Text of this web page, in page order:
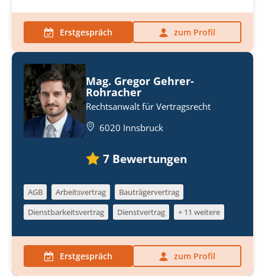
Erstgespräch zum Profil
Mag. Gregor Gehrer-
Rohracher
Rechtsanwalt für Vertragsrecht
6020 Innsbruck
7 Bewertungen
AGB Arbeitsvertrag
Bauträgervertrag
Dienstbarkeitsvertrag
Dienstvertrag + 11 weitere
Erstgespräch zum Profil